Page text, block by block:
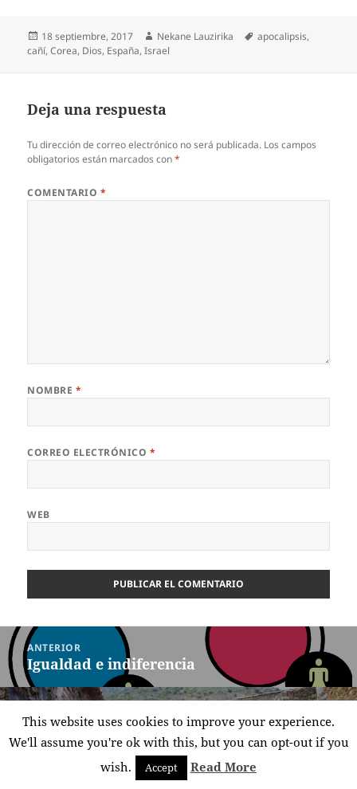
Publicado
el
18 septiembre, 2017 Autor
Nekane Lauzirika Etiquetas
apocalipsis,
cañí,Corea, Dios, España,Israel
Deja una respuesta
Tu dirección de correo electrónico no será publicada. Los campos
obligatorios están marcados con*
COMENTARIO *
NOMBRE *
CORREO ELECTRÓNICO *
WEB
Navegación
de
entradas
ANTERIOR
Entrada
anterior:
Igualdad e indiferencia
Entrada
siguiente:
Las golondrinas sin nido
Funciona gracias a WordPress
This website uses cookies to improve your experience.
We'll assume you're ok with this, but you can opt-out if you
wish.
Accept Read More